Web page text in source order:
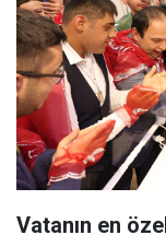
Vatanın en